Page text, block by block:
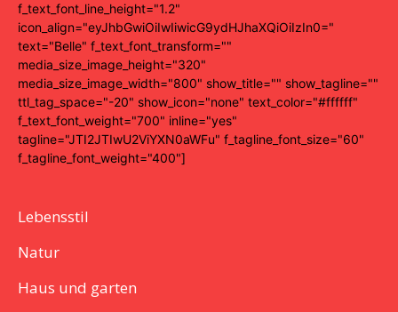
f_text_font_line_height="1.2"
icon_align="eyJhbGwiOiIwIiwicG9ydHJhaXQiOiIzIn0="
text="Belle" f_text_font_transform=""
media_size_image_height="320"
media_size_image_width="800" show_title="" show_tagline=""
ttl_tag_space="-20" show_icon="none" text_color="#ffffff"
f_text_font_weight="700" inline="yes"
tagline="JTI2JTIwU2ViYXN0aWFu" f_tagline_font_size="60"
f_tagline_font_weight="400"]
Lebensstil
Natur
Haus und garten